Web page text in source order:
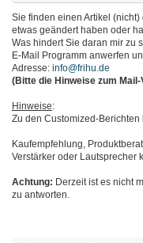
Sie finden einen Artikel
etwas geändert haben oder
Was hindert Sie daran mir zu
E-Mail Programm anwerfen
Adresse: info@frihu.de
(Bitte die Hinweise zum
Hinweise:
Zu den Customized-
Kaufempfehlung,
Verstärker oder Lautsprecher
Achtung: Derzeit ist es nicht
zu antworten.